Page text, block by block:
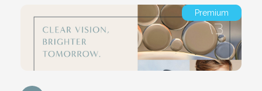
Premium